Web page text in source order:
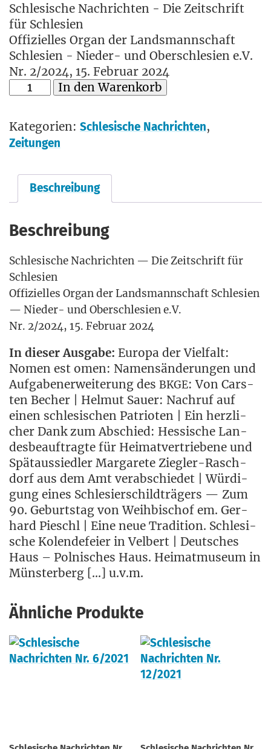
Schlesische Nachrichten - Die Zeitschrift
für Schlesien
Offizielles Organ der Landsmannschaft
Schlesien - Nieder- und Oberschlesien e.V.
Nr. 2/2024, 15. Februar 2024
In den Warenkorb
Kategorien: Schlesische Nachrichten,
Zeitungen
Beschreibung
Beschreibung
Schle­si­sche Nach­rich­ten — Die Zeit­schrift für
Schlesien
Offi­zi­el­les Organ der Lands­mann­schaft Schle­si­en
— Nie­der- und Ober­schle­si­en e.V.
Nr. 2/2024, 15. Febru­ar 2024
In die­ser Aus­ga­be: Euro­pa der Viel­falt:
Nomen est omen: Namens­än­de­run­gen und
Auf­ga­ben­er­wei­te­rung des BKGE: Von Cars­
ten Becher | Hel­mut Sau­er: Nach­ruf auf
einen schle­si­schen Patrio­ten | Ein herz­li­
cher Dank zum Abschied: Hes­si­sche Lan­
des­be­auf­trag­te für Hei­mat­ver­trie­be­ne und
Spät­aus­sied­ler Mar­ga­re­te Zieg­ler-Rasch­
dorf aus dem Amt ver­ab­schie­det | Wür­di­
gung eines Schle­si­er­schild­trä­gers — Zum
90. Geburts­tag von Weih­bi­schof em. Ger­
hard Pie­schl | Eine neue Tra­di­ti­on. Schle­si­
sche Kolen­de­fei­er in Vel­bert | Deut­sches
Haus – Pol­ni­sches Haus. Hei­mat­mu­se­um in
Müns­ter­berg […] u.v.m.
Ähnliche Produkte